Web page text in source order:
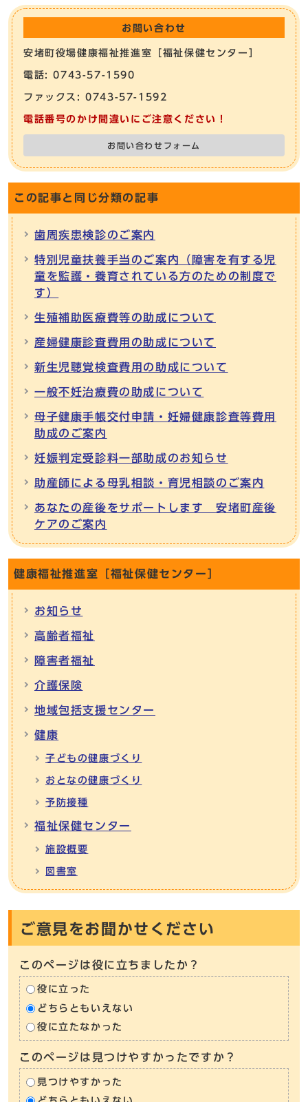
お問い合わせ
安堵町役場健康福祉推進室［福祉保健センター］
電話: 0743-57-1590
ファックス: 0743-57-1592
電話番号のかけ間違いにご注意ください！
お問い合わせフォーム
この記事と同じ分類の記事
歯周疾患検診のご案内
特別児童扶養手当のご案内（障害を有する児
童を監護・養育されている方のための制度で
す）
生殖補助医療費等の助成について
産婦健康診査費用の助成について
新生児聴覚検査費用の助成について
一般不妊治療費の助成について
母子健康手帳交付申請・妊婦健康診査等費用
助成のご案内
妊娠判定受診料一部助成のお知らせ
助産師による母乳相談・育児相談のご案内
あなたの産後をサポートします 安堵町産後
ケアのご案内
健康福祉推進室［福祉保健センター］
お知らせ
高齢者福祉
障害者福祉
介護保険
地域包括支援センター
健康
子どもの健康づくり
おとなの健康づくり
予防接種
福祉保健センター
施設概要
図書室
ご意見をお聞かせください
このページは役に立ちましたか？
役に立った
どちらともいえない
役に立たなかった
このページは見つけやすかったですか？
見つけやすかった